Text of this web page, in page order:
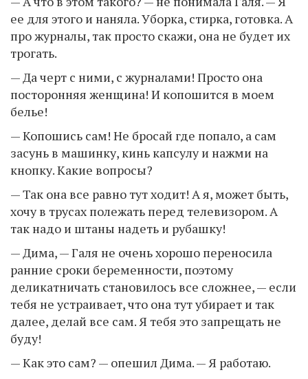
ее для этого и наняла. Уборка, стирка, готовка. А
про журналы, так просто скажи, она не будет их
трогать.
— Да черт с ними, с журналами! Просто она
посторонняя женщина! И копошится в моем
белье!
— Копошись сам! Не бросай где попало, а сам
засунь в машинку, кинь капсулу и нажми на
кнопку. Какие вопросы?
— Так она все равно тут ходит! А я, может быть,
хочу в трусах полежать перед телевизором. А
так надо и штаны надеть и рубашку!
— Дима, — Галя не очень хорошо переносила
ранние сроки беременности, поэтому
деликатничать становилось все сложнее, — если
тебя не устраивает, что она тут убирает и так
далее, делай все сам. Я тебя это запрещать не
буду!
— Как это сам? — опешил Дима. — Я работаю.